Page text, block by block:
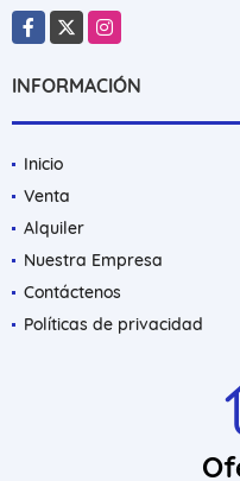
Facebook
X Instagram
INFORMACIÓN
Inicio
Venta
Alquiler
Nuestra Empresa
Contáctenos
Políticas de privacidad